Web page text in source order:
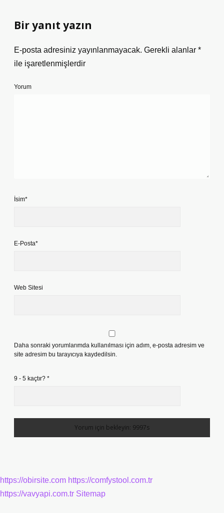
Bir yanıt yazın
E-posta adresiniz yayınlanmayacak. Gerekli alanlar *
ile işaretlenmişlerdir
Yorum
İsim*
E-Posta*
Web Sitesi
Daha sonraki yorumlarımda kullanılması için adım, e-posta adresim ve
site adresim bu tarayıcıya kaydedilsin.
9 - 5 kaçtır? *
https://obirsite.com https://comfystool.com.tr
https://vavyapi.com.tr Sitemap